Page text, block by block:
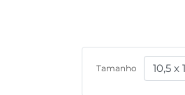
Tamanho